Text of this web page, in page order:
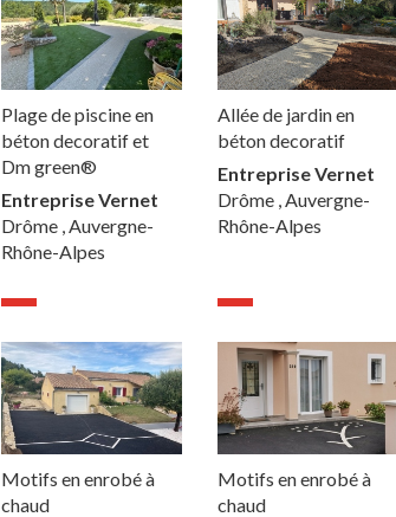
Plage de piscine en
béton decoratif et
Dm green®
Entreprise Vernet
Drôme , Auvergne-
Rhône-Alpes
Allée de jardin en
béton decoratif
Entreprise Vernet
Drôme , Auvergne-
Rhône-Alpes
Motifs en enrobé à
chaud
Motifs en enrobé à
chaud